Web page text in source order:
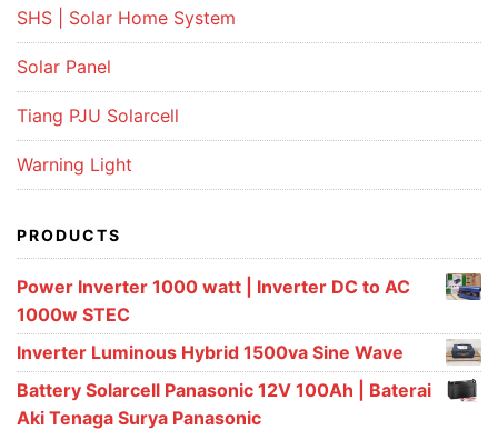
SHS | Solar Home System
Solar Panel
Tiang PJU Solarcell
Warning Light
PRODUCTS
Power Inverter 1000 watt | Inverter DC to AC
1000w STEC
Inverter Luminous Hybrid 1500va Sine Wave
Battery Solarcell Panasonic 12V 100Ah | Baterai
Aki Tenaga Surya Panasonic